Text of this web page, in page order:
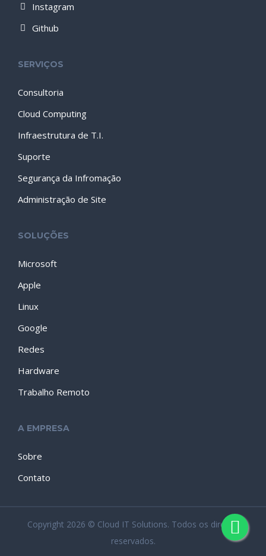
Instagram
Github
SERVIÇOS
Consultoria
Cloud Computing
Infraestrutura de T.I.
Suporte
Segurança da Infromação
Administração de Site
SOLUÇÕES
Microsoft
Apple
Linux
Google
Redes
Hardware
Trabalho Remoto
A EMPRESA
Sobre
Contato
Copyright 2026 © Cloud IT Solutions. Todos os direitos
reservados.